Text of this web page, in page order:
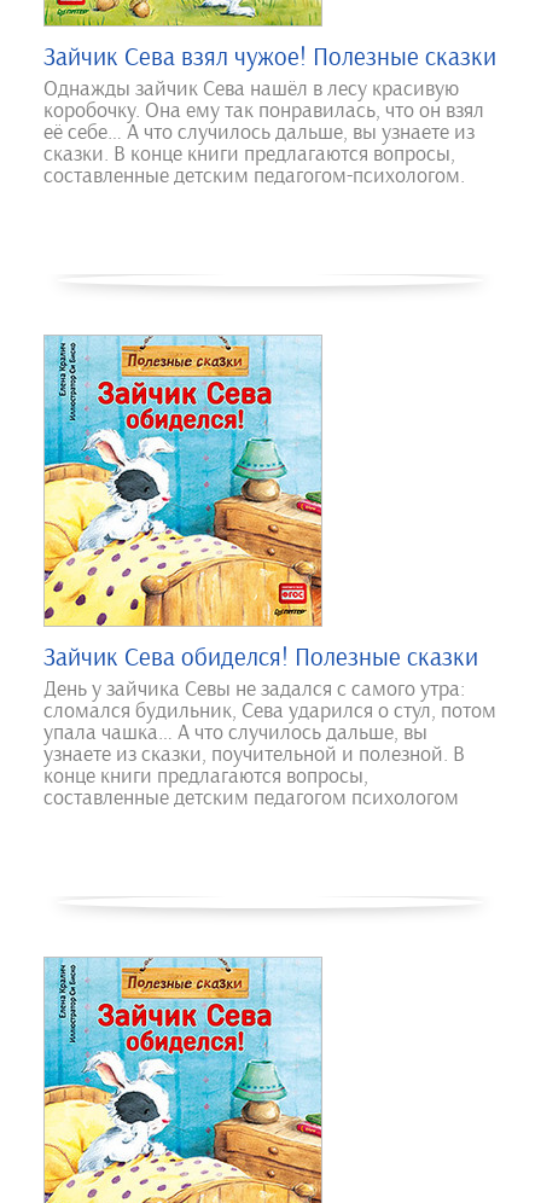
Зайчик Сева взял чужое! Полезные сказки
Однажды зайчик Сева нашёл в лесу красивую
коробочку. Она ему так понравилась, что он взял
её себе… А что случилось дальше, вы узнаете из
сказки. В конце книги предлагаются вопросы,
составленные детским педагогом-психологом.
Зайчик Сева обиделся! Полезные сказки
День у зайчика Севы не задался с самого утра:
сломался будильник, Сева ударился о стул, потом
упала чашка… А что случилось дальше, вы
узнаете из сказки, поучительной и полезной. В
конце книги предлагаются вопросы,
составленные детским педагогом психологом